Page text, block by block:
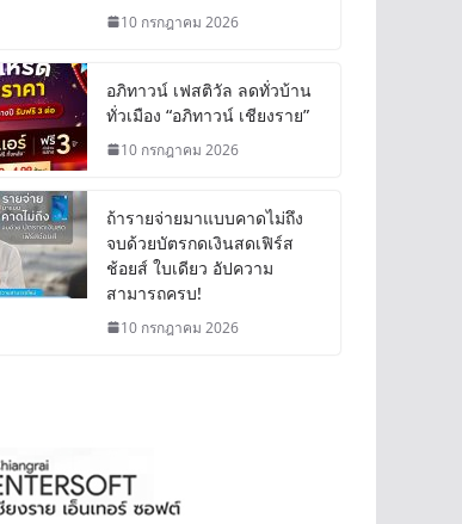
10 กรกฎาคม 2026
อภิทาวน์ เฟสติวัล ลดทั่วบ้าน
ทั่วเมือง “อภิทาวน์ เชียงราย”
10 กรกฎาคม 2026
ถ้ารายจ่ายมาแบบคาดไม่ถึง
จบด้วยบัตรกดเงินสดเฟิร์ส
ช้อยส์ ใบเดียว อัปความ
สามารถครบ!
10 กรกฎาคม 2026